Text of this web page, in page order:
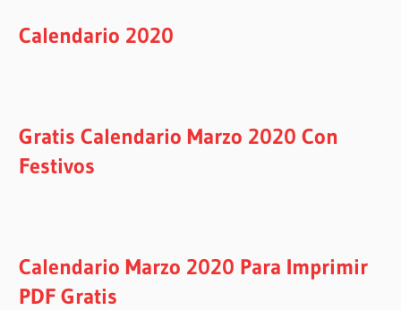
Calendario 2020
Gratis Calendario Marzo 2020 Con
Festivos
Calendario Marzo 2020 Para Imprimir
PDF Gratis